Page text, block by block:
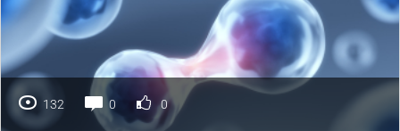
132 0 0